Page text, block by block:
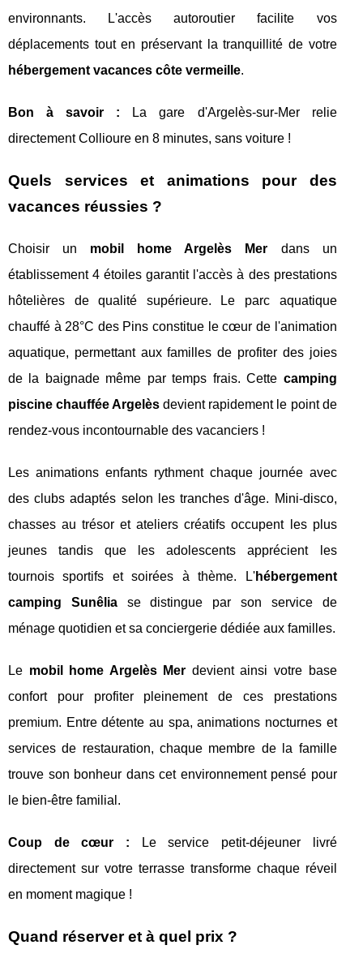
environnants. L'accès autoroutier facilite vos
déplacements tout en préservant la tranquillité de votre
hébergement vacances côte vermeille.
Bon à savoir : La gare d'Argelès-sur-Mer relie
directement Collioure en 8 minutes, sans voiture !
Quels services et animations pour des
vacances réussies ?
Choisir un mobil home Argelès Mer dans un
établissement 4 étoiles garantit l'accès à des prestations
hôtelières de qualité supérieure. Le parc aquatique
chauffé à 28°C des Pins constitue le cœur de l'animation
aquatique, permettant aux familles de profiter des joies
de la baignade même par temps frais. Cette camping
piscine chauffée Argelès devient rapidement le point de
rendez-vous incontournable des vacanciers !
Les animations enfants rythment chaque journée avec
des clubs adaptés selon les tranches d'âge. Mini-disco,
chasses au trésor et ateliers créatifs occupent les plus
jeunes tandis que les adolescents apprécient les
tournois sportifs et soirées à thème. L'hébergement
camping Sunêliase distingue par son service de
ménage quotidien et sa conciergerie dédiée aux familles.
Le mobil home Argelès Mer devient ainsi votre base
confort pour profiter pleinement de ces prestations
premium. Entre détente au spa, animations nocturnes et
services de restauration, chaque membre de la famille
trouve son bonheur dans cet environnement pensé pour
le bien-être familial.
Coup de cœur : Le service petit-déjeuner livré
directement sur votre terrasse transforme chaque réveil
en moment magique !
Quand réserver et à quel prix ?